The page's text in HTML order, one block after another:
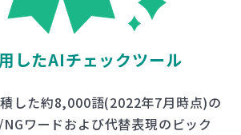
したAIチェックツール
した約8,000語(2022年7月時点)の
ワードおよび代替表現のビック